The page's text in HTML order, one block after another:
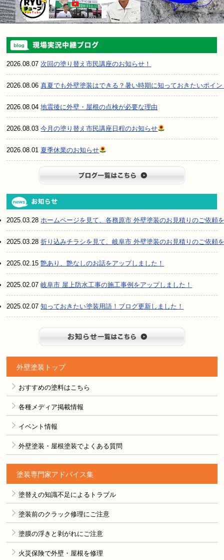
2026.08.07次回の塗り替え市民講座のお知らせ！
2026.08.06真夏でも外壁塗装はできる？暑い時期に知っておきたいポイン
2026.08.04地震後に外壁・屋根の点検が必要な理由
2026.08.03今月の塗り替え市民講座日程のお知らせ
2026.08.01 夏季休業のお知らせ
2025.03.28ホームページを見て、各務原市 外壁塗装のお見積りのご依頼
2025.03.28折り込みチラシを見て、岐阜市 外壁塗装のお見積りのご依頼
2025.02.15艶あり、艶なしのお話をアップしました！
2025.02.07岐阜市 屋上防水工事の施工事例をアップしました！
2025.02.07知っておきたい塗装用語！ブログ更新しました！
外壁塗装トップ
おすすめの塗料はこちら
各種メディア掲載情報
イベント情報
外壁塗装・屋根塗装でよくある質問
塗装専門家アドバイス集
塗替えの知識不足によるトラブル
塗装前のクラック修理にご注意
塗膜の浮きと剥がれにご注意
火災保険で外壁・屋根を修理